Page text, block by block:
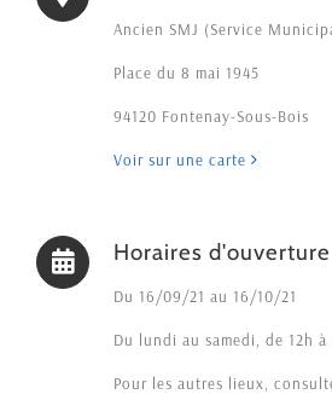
Ancien SMJ (Service
Place du 8 mai 1945
94120 Fontenay-Sous-Bois
Voir sur une carte
Horaires d'ouverture
Du 16/09/21 au 16/10/21
Du lundi au samedi, de 12h à
Pour les autres lieux,